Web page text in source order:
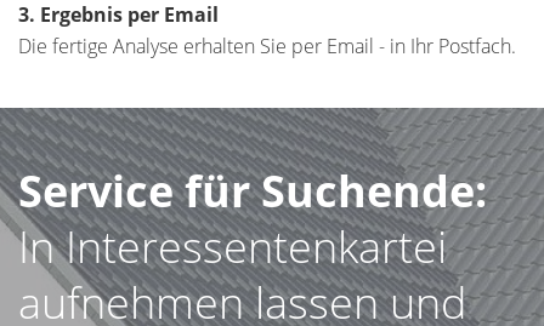
3. Ergebnis per Email
Die fertige Analyse erhalten Sie per Email - in Ihr Postfach.
Service für Suchende:
In Interessentenkartei
aufnehmen lassen und